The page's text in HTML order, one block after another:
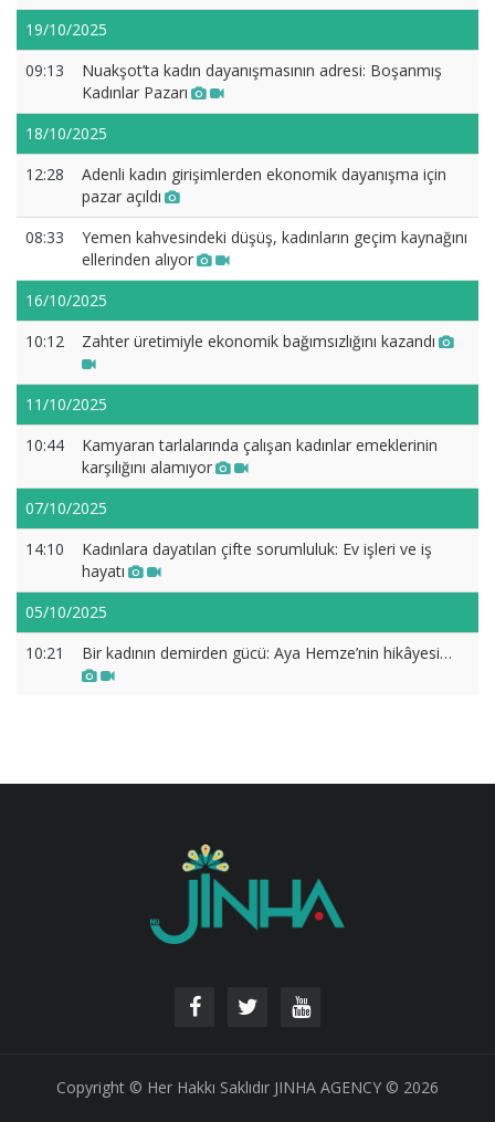
19/10/2025
09:13
Nuakşot’ta kadın dayanışmasının adresi: Boşanmış
Kadınlar Pazarı
18/10/2025
12:28
Adenli kadın girişimlerden ekonomik dayanışma için
pazar açıldı
08:33
Yemen kahvesindeki düşüş, kadınların geçim kaynağını
ellerinden alıyor
16/10/2025
10:12
Zahter üretimiyle ekonomik bağımsızlığını kazandı
11/10/2025
10:44
Kamyaran tarlalarında çalışan kadınlar emeklerinin
karşılığını alamıyor
07/10/2025
14:10
Kadınlara dayatılan çifte sorumluluk: Ev işleri ve iş
hayatı
05/10/2025
10:21
Bir kadının demirden gücü: Aya Hemze’nin hikâyesi…
Copyright © Her Hakkı Saklıdır JINHA AGENCY © 2026